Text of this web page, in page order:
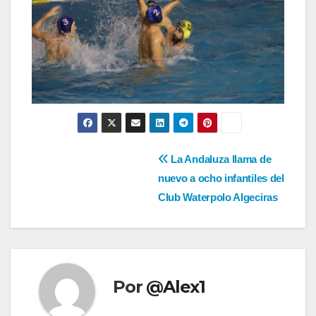
entradas
La Andaluza llama de
nuevo a ocho infantiles del
Club Waterpolo Algeciras
Por @Alex1